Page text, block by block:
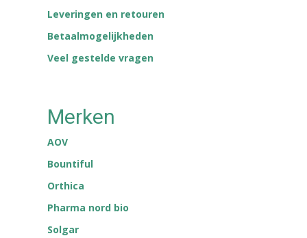
Leveringen en retouren
Betaalmogelijkheden
Veel gestelde vragen
Merken
AOV
Bountiful
Orthica
Pharma nord bio
Solgar